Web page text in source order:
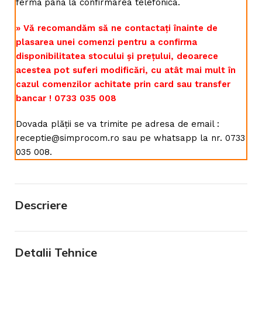
fermă până la confirmarea telefonica.
» Vă recomandăm să ne contactați înainte de
plasarea unei comenzi pentru a confirma
disponibilitatea stocului și prețului, deoarece
acestea pot suferi modificări, cu atât mai mult în
cazul comenzilor achitate prin card sau transfer
bancar ! 0733 035 008
Dovada plății se va trimite pe adresa de email :
receptie@simprocom.ro sau pe whatsapp la nr. 0733
035 008.
Descriere
Detalii Tehnice